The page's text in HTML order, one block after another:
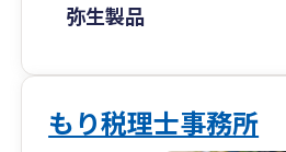
弥生製品
もり税理士事務所